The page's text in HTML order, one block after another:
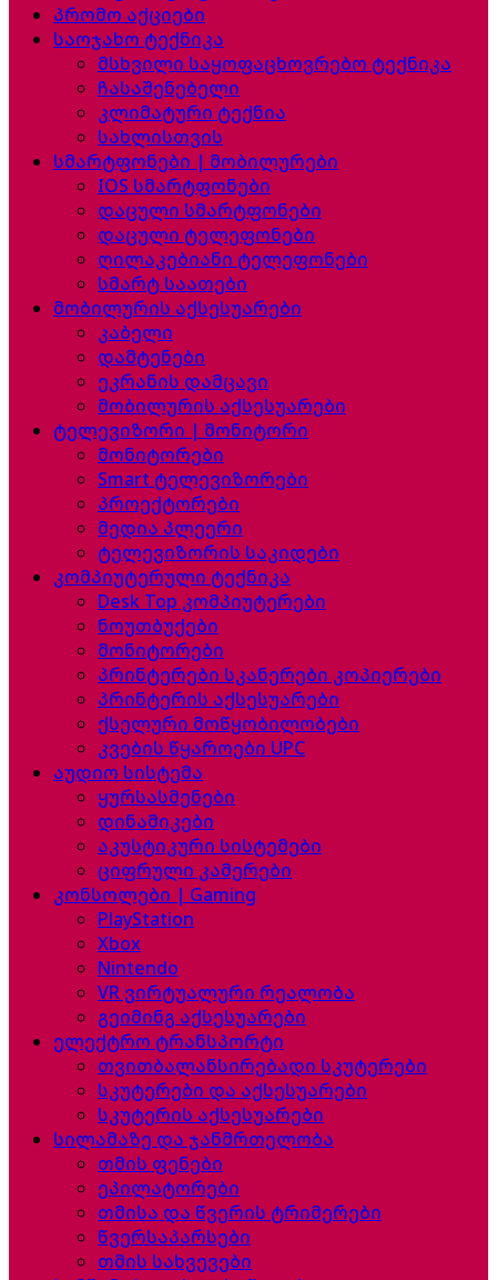
პრომო აქციები
საოჯახო ტექნიკა
მსხვილი საყოფაცხოვრებო ტექნიკა
ჩასაშენებელი
კლიმატური ტექნია
სახლისთვის
სმარტფონები | მობილურები
IOS სმარტფონები
დაცული სმარტფონები
დაცული ტელეფონები
ღილაკებიანი ტელეფონები
სმარტ საათები
მობილურის აქსესუარები
კაბელი
დამტენები
ეკრანის დამცავი
მობილურის აქსესუარები
ტელევიზორი | მონიტორი
მონიტორები
Smart ტელევიზორები
პროექტორები
მედია პლეერი
ტელევიზორის საკიდები
კომპიუტერული ტექნიკა
Desk Top კომპიუტერები
ნოუთბუქები
მონიტორები
პრინტერები სკანერები კოპიერები
პრინტერის აქსესუარები
ქსელური მოწყობილობები
კვების წყაროები UPC
აუდიო სისტემა
ყურსასმენები
დინამიკები
აკუსტიკური სისტემები
ციფრული კამერები
კონსოლები | Gaming
PlayStation
Xbox
Nintendo
VR ვირტუალური რეალობა
გეიმინგ აქსესუარები
ელექტრო ტრანსპორტი
თვითბალანსირებადი სკუტერები
სკუტერები და აქსესუარები
სკუტერის აქსესუარები
სილამაზე და ჯანმრთელობა
თმის ფენები
ეპილატორები
თმისა და წვერის ტრიმერები
წვერსაპარსები
თმის სახვევები